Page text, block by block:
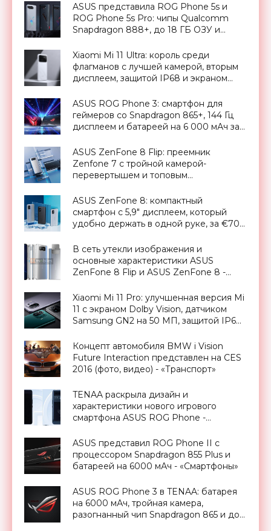
ASUS представила ROG Phone 5s и
ROG Phone 5s Pro: чипы Qualcomm
Snapdragon 888+, до 18 ГБ ОЗУ и
«Смартфоны»
Xiaomi Mi 11 Ultra: король среди
флагманов с лучшей камерой, вторым
дисплеем, защитой IP68 и экраном
ASUS ROG Phone 3: смартфон для
геймеров со Snapdragon 865+, 144 Гц
дисплеем и батареей на 6 000 мАч за
ASUS ZenFone 8 Flip: преемник
Zenfone 7 с тройной камерой-
перевертышем и топовым
- «Смартфоны»
ASUS ZenFone 8: компактный
смартфон с 5,9" дисплеем, который
удобно держать в одной руке, за €700
В сеть утекли изображения и
основные характеристики ASUS
ZenFone 8 Flip и ASUS ZenFone 8 -
Xiaomi Mi 11 Pro: улучшенная версия Mi
11 с экраном Dolby Vision, датчиком
Samsung GN2 на 50 МП, защитой IP68
«Смартфоны»
Концепт автомобиля BMW i Vision
Future Interaction представлен на CES
2016 (фото, видео) - «Транспорт»
TENAA раскрыла дизайн и
характеристики нового игрового
смартфона ASUS ROG Phone -
ASUS представил ROG Phone II с
процессором Snapdragon 855 Plus и
батареей на 6000 мАч - «Смартфоны»
ASUS ROG Phone 3 в TENAA: батарея
на 6000 мАч, тройная камера,
разогнанный чип Snapdragon 865 и до